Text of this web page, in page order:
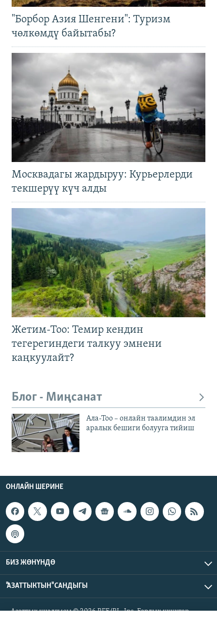
"Борбор Азия Шенгени": Туризм
чөлкөмдү байытабы?
Москвадагы жардыруу: Курьерлерди
текшерүү күч алды
Жетим-Тоо: Темир кендин
тегерегиндеги талкуу эмнени
каңкуулайт?
Блог - Миңсанат
Ала-Тоо – онлайн таалимдин эл
аралык бешиги болууга тийиш
ОНЛАЙН ШЕРИНЕ
БИЗ ЖӨНҮНДӨ
"АЗАТТЫКТЫН" САНДЫГЫ
Азаттык үналгысы © 2026 RFE/RL, Inc. Бардык укуктар